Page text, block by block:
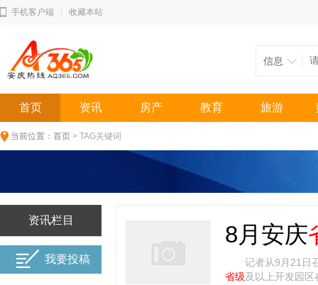
手机客户端 收藏本站
信息
首页 资讯 房产 教育 旅游
当前位置： 首页 > TAG关键词
资讯栏目
我要投稿
8月安庆
记者从9月21日
省级及以上开发园